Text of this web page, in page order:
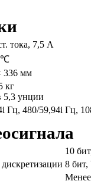
тока, 7,5 А
℃
336 мм
кг
5,3 унции
Гц, 480/59,94i Гц,
10
8